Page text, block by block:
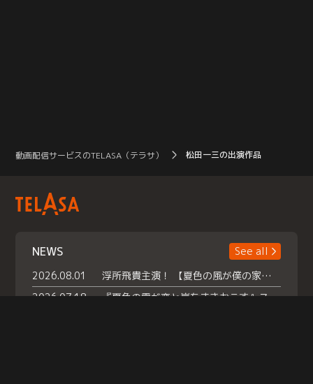
動画配信サービスのTELASA（テラサ） 松田一三の出演作品
NEWS
See all
2026.08.01
浮所飛貴主演！ 【夏色の風が僕の家にやってきた】 本日よりテラサで独占配信スタート！
2026.07.18
『夏色の雲が恋と嵐をまきおこす』スペシャルメイキング 【Part1】2026年７月18日（土）23時30分～配信スタート！話題のシーンの裏側を大公開！豪華キャスト大集合！ 『武宮家 真夏の家族会議』開催！